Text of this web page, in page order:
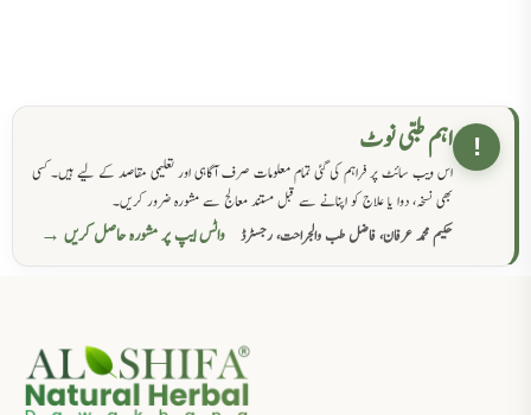
! اہم طبی نوٹ
اس ویب سائٹ پر فراہم کی گئی تمام معلومات صرف آگاہی اور تعلیمی مقاصد کے لیے ہیں۔ کسی
بھی نسخہ، دوا یا علاج کو اپنانے سے قبل مستند معالج سے مشورہ ضرور کریں۔
حکیم محمد عرفان، فاضل طب والجراحت، رجسٹرڈ
واٹس ایپ پر مشورہ حاصل کریں →